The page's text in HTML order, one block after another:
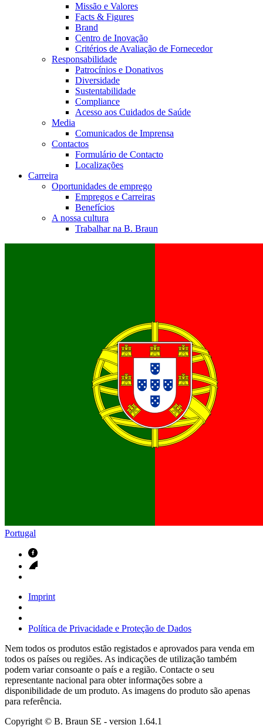
Missão e Valores
Facts & Figures
Brand
Centro de Inovação
Critérios de Avaliação de Fornecedor
Responsabilidade
Patrocínios e Donativos
Diversidade
Sustentabilidade
Compliance
Acesso aos Cuidados de Saúde
Media
Comunicados de Imprensa
Contactos
Formulário de Contacto
Localizações
Carreira
Oportunidades de emprego
Empregos e Carreiras
Benefícios
A nossa cultura
Trabalhar na B. Braun
Portugal
Imprint
Política de Privacidade e Proteção de Dados
Nem todos os produtos estão registados e aprovados para venda em
todos os países ou regiões. As indicações de utilização também
podem variar consoante o país e a região. Contacte o seu
representante nacional para obter informações sobre a
disponibilidade de um produto. As imagens do produto são apenas
para referência.
Copyright © B. Braun SE - version 1.64.1